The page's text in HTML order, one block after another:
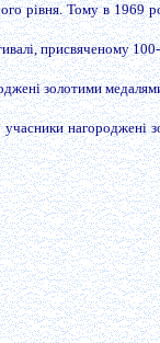
рівня. Тому в
присвяченому
золотими